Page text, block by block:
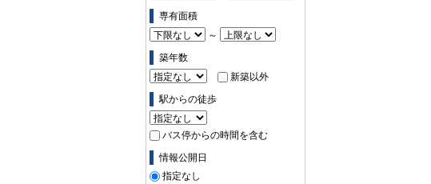
専有面積
～
築年数
新築以外
駅からの徒歩
バス停からの時間を含む
情報公開日
指定なし